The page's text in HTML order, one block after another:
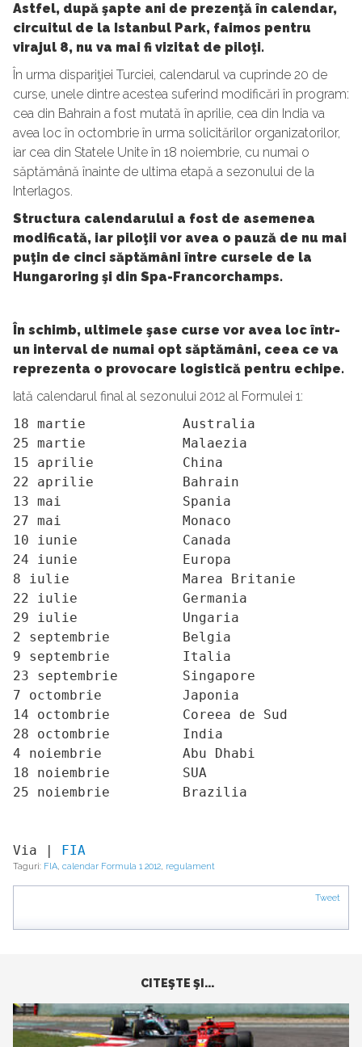
Astfel, după şapte ani de prezenţă în calendar,
circuitul de la Istanbul Park, faimos pentru
virajul 8, nu va mai fi vizitat de piloţi.
În urma dispariţiei Turciei, calendarul va cuprinde 20 de
curse, unele dintre acestea suferind modificări în program:
cea din Bahrain a fost mutată în aprilie, cea din India va
avea loc în octombrie în urma solicitărilor organizatorilor,
iar cea din Statele Unite în 18 noiembrie, cu numai o
săptămână înainte de ultima etapă a sezonului de la
Interlagos.
Structura calendarului a fost de asemenea
modificată, iar piloţii vor avea o pauză de nu mai
puţin de cinci săptămâni între cursele de la
Hungaroring şi din Spa-Francorchamps.
În schimb, ultimele şase curse vor avea loc într-
un interval de numai opt săptămâni, ceea ce va
reprezenta o provocare logistică pentru echipe.
Iată calendarul final al sezonului 2012 al Formulei 1:
18 martie            Australia
25 martie            Malaezia
15 aprilie           China
22 aprilie           Bahrain
13 mai               Spania
27 mai               Monaco
10 iunie             Canada
24 iunie             Europa
8 iulie              Marea Britanie
22 iulie             Germania
29 iulie             Ungaria
2 septembrie         Belgia
9 septembrie         Italia
23 septembrie        Singapore
7 octombrie          Japonia
14 octombrie         Coreea de Sud
28 octombrie         India
4 noiembrie          Abu Dhabi
18 noiembrie         SUA
25 noiembrie         Brazilia
Via | FIA
Taguri: FIA, calendar Formula 1 2012, regulament
Tweet
CITEŞTE ŞI...